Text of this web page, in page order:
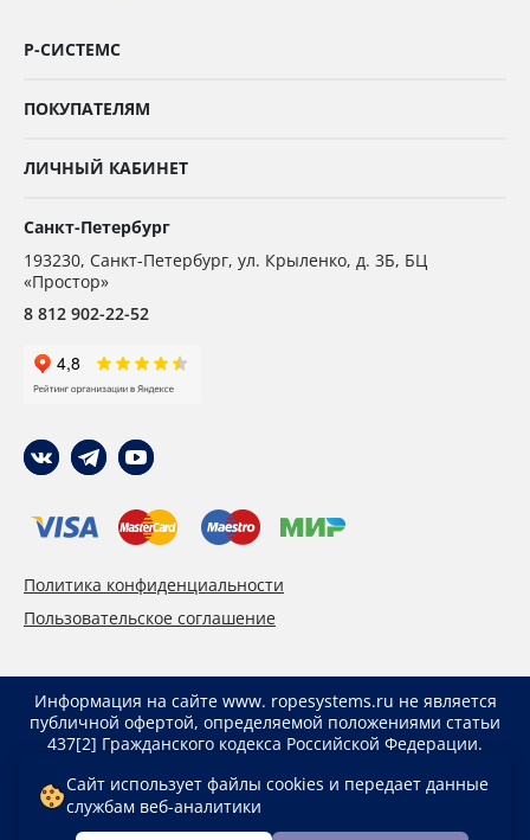
Р-СИСТЕМС
ПОКУПАТЕЛЯМ
ЛИЧНЫЙ КАБИНЕТ
Санкт-Петербург
193230, Санкт-Петербург, ул. Крыленко, д. 3Б, БЦ
«Простор»
8 812 902-22-52
Политика конфиденциальности
Пользовательское соглашение
Информация на сайте www. ropesystems.ru не является
публичной офертой, определяемой положениями статьи
437[2] Гражданского кодекса Российской Федерации.
заказа через интернет-магазин www. ropesystems.ru.
Цены при оформлении заказа иным способом могут
отличаться от указанных на сайте.
Сайт использует файлы cookies и передает данные
службам веб-аналитики